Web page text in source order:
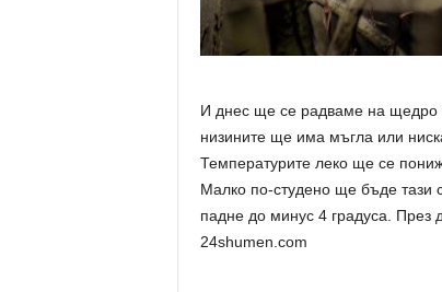
И днес ще се радваме на щедро
низините ще има мъгла или
Температурите леко ще се
Малко по-студено ще бъде тази
падне до минус 4 градуса. През
24shumen.com